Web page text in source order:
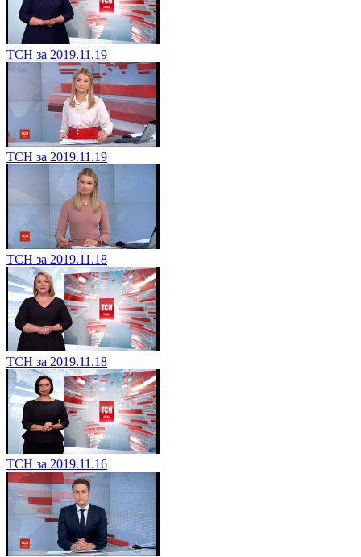
ТСН за 2019.11.19
ТСН за 2019.11.19
ТСН за 2019.11.18
ТСН за 2019.11.18
ТСН за 2019.11.16